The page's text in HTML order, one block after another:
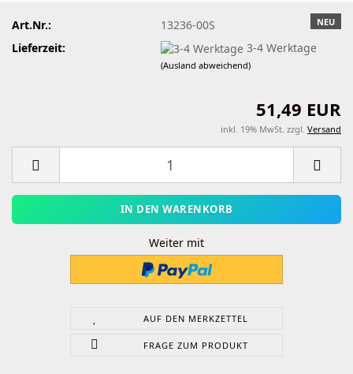
NEU
Art.Nr.:
13236-00S
Lieferzeit:
3-4 Werktage
(Ausland abweichend)
51,49 EUR
inkl. 19% MwSt. zzgl. Versand
Weiter mit
AUF DEN MERKZETTEL
FRAGE ZUM PRODUKT